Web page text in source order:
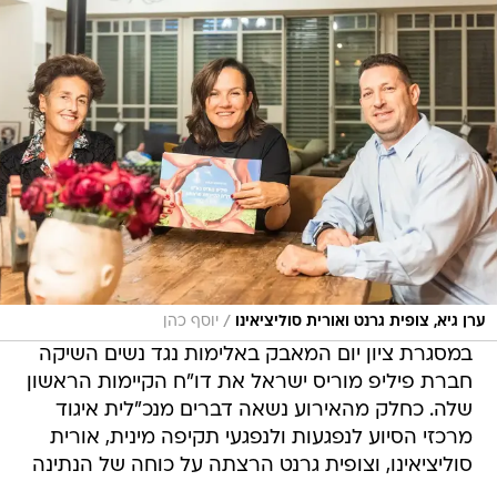
ערן גיא, צופית גרנט ואורית סוליציאינו / יוסף כהן
במסגרת ציון יום המאבק באלימות נגד נשים השיקה
חברת פיליפ מוריס ישראל את דו"ח הקיימות הראשון
שלה. כחלק מהאירוע נשאה דברים מנכ"לית איגוד
מרכזי הסיוע לנפגעות ולנפגעי תקיפה מינית, אורית
סוליציאינו, וצופית גרנט הרצתה על כוחה של הנתינה